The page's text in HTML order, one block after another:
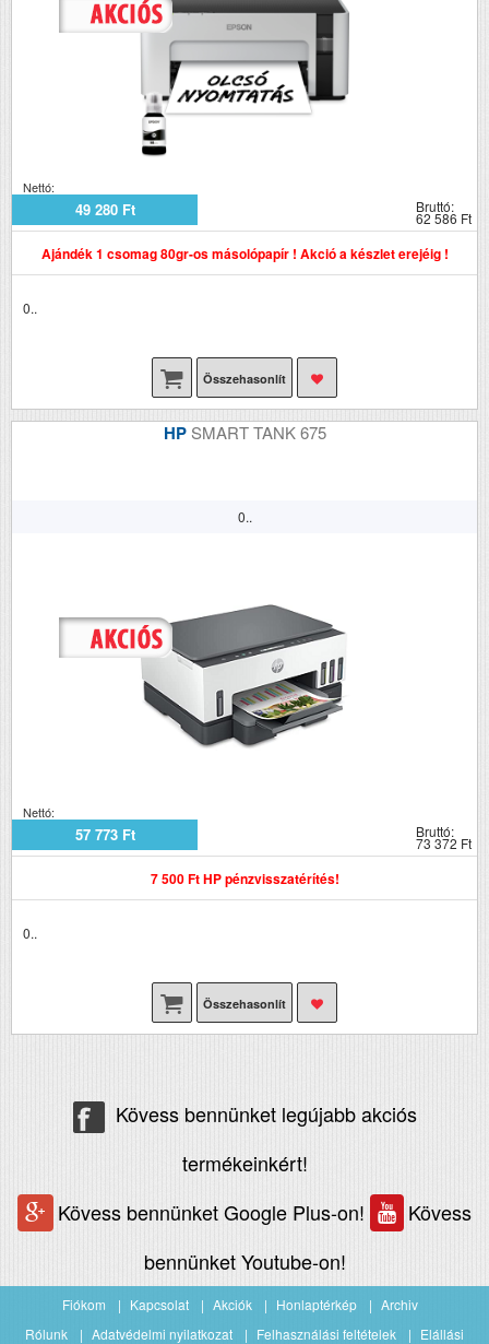
Nettó:
49 280 Ft Bruttó:
62 586 Ft
Ajándék 1 csomag 80gr-os másolópapír ! Akció a készlet erejéig !
0..
Összehasonlít
HP SMART TANK 675
0..
Nettó:
57 773 Ft Bruttó:
73 372 Ft
7 500 Ft HP pénzvisszatérítés!
0..
Összehasonlít
Kövess bennünket legújabb akciós
termékeinkért!
Kövess bennünket Google Plus-on!
Kövess
bennünket Youtube-on!
Fiókom Kapcsolat Akciók Honlaptérkép
Archiv
Rólunk
Adatvédelmi nyilatkozat Felhasználási feltételek
Elállási